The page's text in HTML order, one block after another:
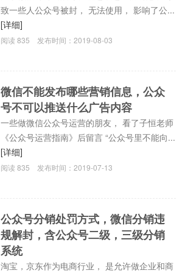
致一些人公众号被封， 无法使用， 影响了公...
[详细]
阅读835 发布时间：2019-08-03
微信不能发布哪些营销信息，公众
号不可以推送什么广告内容
一些做微信公众号运营的朋友， 看了子恒老师
《公众号运营指南》后留言 “公众号里不能向...
[详细]
阅读835 发布时间：2019-07-13
公众号分销处罚方式，微信分销违
规解封，含公众号二级，三级分销
系统
淘宝，京东作为电商行业， 是允许做企业和商